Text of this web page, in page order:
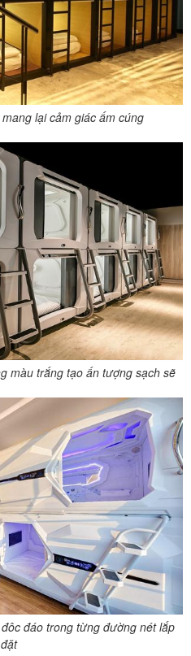
lại cảm giác ấm cúng
màu trắng tạo ấn tượng sạch sẽ
đáo trong từng đường nét lắp
đặt